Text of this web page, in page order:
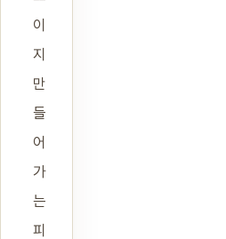
이
지
만
들
어
가
는
피